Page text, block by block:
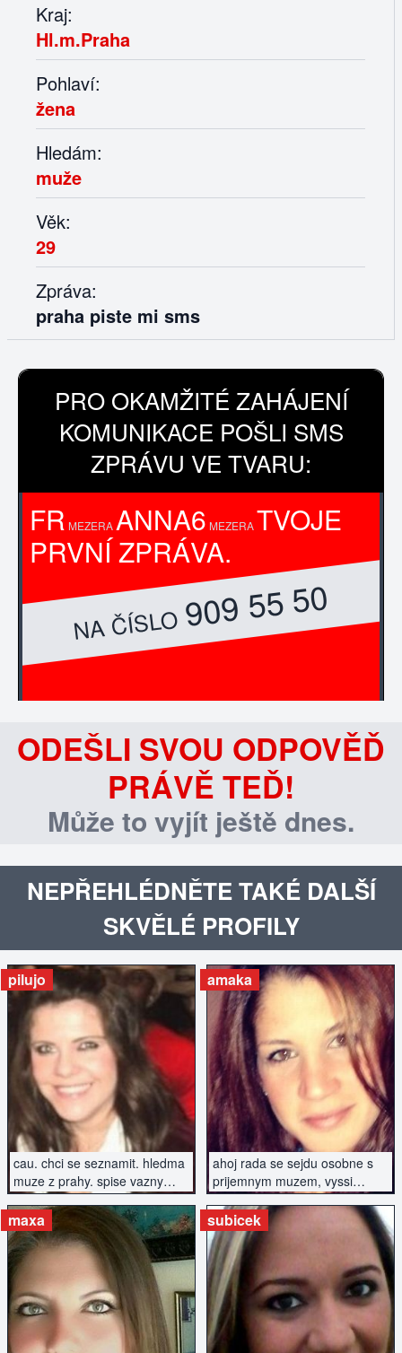
Kraj:
Hl.m.Praha
Pohlaví:
žena
Hledám:
muže
Věk:
29
Zpráva:
praha piste mi sms
PRO OKAMŽITÉ ZAHÁJENÍ
KOMUNIKACE POŠLI SMS
ZPRÁVU VE TVARU:
FR MEZERAANNA6 MEZERATVOJE
PRVNÍ ZPRÁVA.
NA ČÍSLO909 55 50
ODEŠLI SVOU ODPOVĚĎ
PRÁVĚ TEĎ!
Může to vyjít ještě dnes.
NEPŘEHLÉDNĚTE TAKÉ DALŠÍ
SKVĚLÉ PROFILY
cau. chci se seznamit. hledma
muze z prahy. spise vazny
vztah.
pilujo
ZOBRAZIT INZERÁT
ahoj rada se sejdu osobne s
prijemnym muzem, vyssi
postavy, urcite nekurak
amaka
ZOBRAZIT INZERÁT
maxa
ZOBRAZIT INZERÁT
subicek
ZOBRAZIT INZERÁT